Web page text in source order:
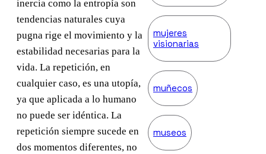
inercia como la entropía son
tendencias naturales cuya
pugna rige el movimiento y la
estabilidad necesarias para la
vida. La repetición, en
cualquier caso, es una utopía,
ya que aplicada a lo humano
no puede ser idéntica. La
repetición siempre sucede en
dos momentos diferentes, no
mujeres
visionarias
muñecos
museos